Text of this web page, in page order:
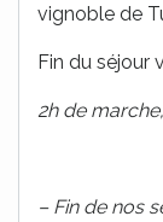
vignoble de
Fin du séjour
2h de
– Fin de nos